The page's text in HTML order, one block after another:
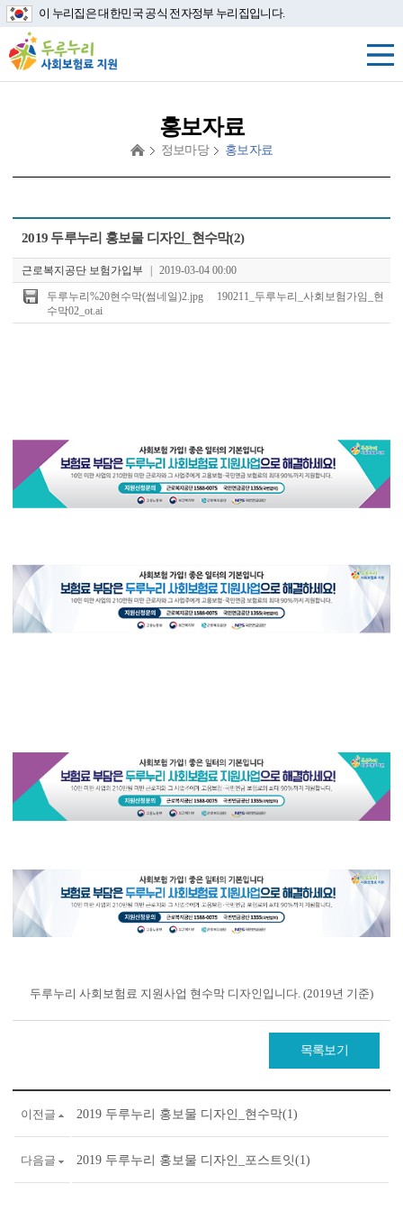
이 누리집은 대한민국 공식 전자정부 누리집입니다.
홍보자료
정보마당 홍보자료
2019 두루누리 홍보물 디자인_현수막(2)
근로복지공단 보험가입부 2019-03-04 00:00
두루누리%20현수막(썸네일)2.jpg
190211_두루누리_사회보험가임_현
수막02_ot.ai
두루누리 사회보험료 지원사업 현수막 디자인입니다. (2019년 기준)
목록보기
이전글 2019 두루누리 홍보물 디자인_현수막(1)
다음글 2019 두루누리 홍보물 디자인_포스트잇(1)